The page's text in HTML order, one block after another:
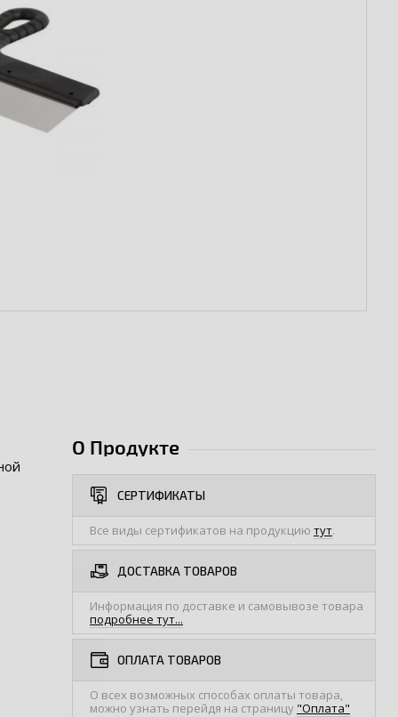
О Продукте
СЕРТИФИКАТЫ
Все виды сертификатов на продукцию тут.
ДОСТАВКА ТОВАРОВ
Информация по доставке и самовывозе товара
подробнее тут...
ОПЛАТА ТОВАРОВ
О всех возможных способах оплаты товара,
можно узнать перейдя на страницу "Оплата"